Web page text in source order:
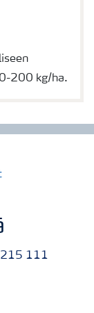
200 kg/ha.
215 111